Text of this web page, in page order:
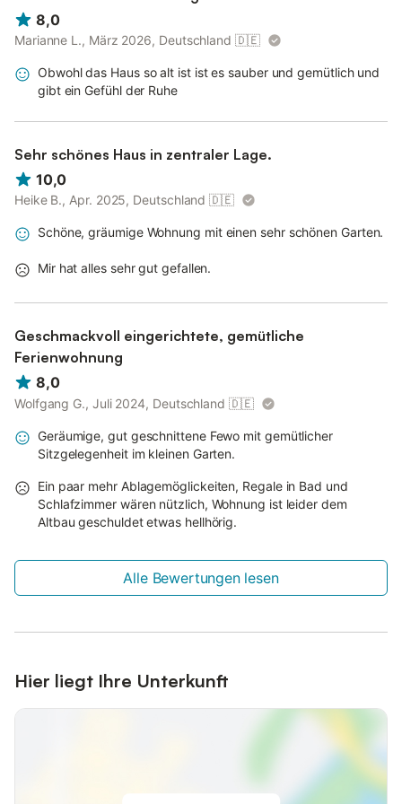
8,0
Marianne L., März 2026, Deutschland 🇩🇪
Obwohl das Haus so alt ist ist es sauber und gemütlich und
gibt ein Gefühl der Ruhe
Sehr schönes Haus in zentraler Lage.
10,0
Heike B., Apr. 2025, Deutschland 🇩🇪
Schöne, gräumige Wohnung mit einen sehr schönen Garten.
Mir hat alles sehr gut gefallen.
Geschmackvoll eingerichtete, gemütliche
Ferienwohnung
8,0
Wolfgang G., Juli 2024, Deutschland 🇩🇪
Geräumige, gut geschnittene Fewo mit gemütlicher
Sitzgelegenheit im kleinen Garten.
Ein paar mehr Ablagemöglickeiten, Regale in Bad und
Schlafzimmer wären nützlich, Wohnung ist leider dem
Altbau geschuldet etwas hellhörig.
Alle Bewertungen lesen
Hier liegt Ihre Unterkunft